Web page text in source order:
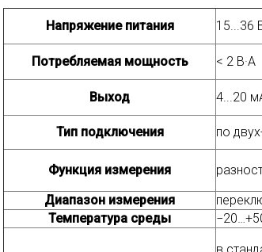
Напряжение питания 15...36
Потребляемая мощность < 2
Выход 4...20
Тип подключения по
Функция измерения
Диапазон измерения
Температура среды